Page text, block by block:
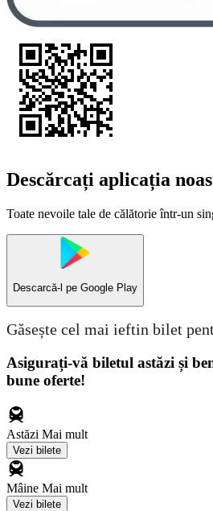
Descărcați aplicația
Toate nevoile tale de călătorie într-un
Descarcă-l pe Google Play
Găsește cel mai ieftin bilet
Asigurați-vă biletul astăzi și
bune oferte!
Astăzi Mai mult
Vezi bilete
Mâine Mai mult
Vezi bilete